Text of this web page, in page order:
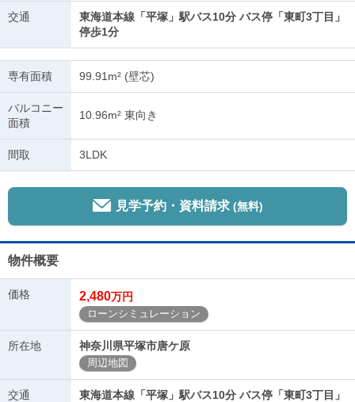
交通
東海道本線「平塚」駅バス10分 バス停「東町3丁目」
停歩1分
専有面積 99.91m² (壁芯)
バルコニー
面積
10.96m² 東向き
間取 3LDK
見学予約・資料請求 (無料)
物件概要
価格 2,480万円
ローンシミュレーション
所在地 神奈川県平塚市唐ケ原
周辺地図
交通
東海道本線「平塚」駅バス10分 バス停「東町3丁目」